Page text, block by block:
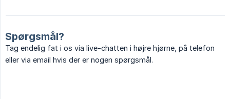
Spørgsmål?
Tag endelig fat i os via live-chatten i højre hjørne, på telefon
eller via email hvis der er nogen spørgsmål.